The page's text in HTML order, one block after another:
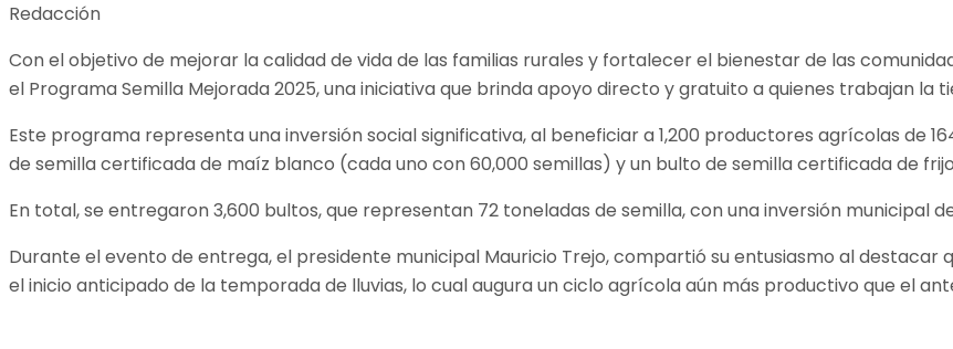
Redacción
Con el objetivo de mejorar la calidad de vida de las familias rurales y fortalecer el bienestar de las
el Programa Semilla Mejorada 2025, una iniciativa que brinda apoyo directo y gratuito a quienes trabajan la
Este programa representa una inversión social significativa, al beneficiar a 1,200 productores agrícolas de
de semilla certificada de maíz blanco (cada uno con 60,000 semillas) y un bulto de semilla certificada de
En total, se entregaron 3,600 bultos, que representan 72 toneladas de semilla, con una inversión municipal
Durante el evento de entrega, el presidente municipal Mauricio Trejo, compartió su entusiasmo al
el inicio anticipado de la temporada de lluvias, lo cual augura un ciclo agrícola aún más productivo que el